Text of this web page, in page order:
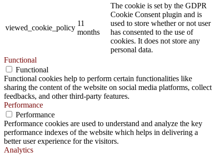
viewed_cookie_policy
11
months
The cookie is set by the GDPR
Cookie Consent plugin and is
used to store whether or not user
has consented to the use of
cookies. It does not store any
personal data.
Functional
Functional
Functional cookies help to perform certain functionalities like
sharing the content of the website on social media platforms, collect
feedbacks, and other third-party features.
Performance
Performance
Performance cookies are used to understand and analyze the key
performance indexes of the website which helps in delivering a
better user experience for the visitors.
Analytics